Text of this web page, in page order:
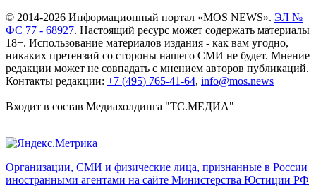
© 2014-2026 Информационный портал «MOS NEWS». ЭЛ №
ФС 77 - 68927. Настоящий ресурс может содержать материалы
18+. Использование материалов издания - как вам угодно,
никаких претензий со стороны нашего СМИ не будет. Мнение
редакции может не совпадать с мнением авторов публикаций.
Контакты редакции: +7 (495) 765-41-64, info@mos.news
Входит в состав Медиахолдинга "ТС.МЕДИА"
Организации, СМИ и физические лица, признанные в России
иностранными агентами на сайте Министерства Юстиции РФ